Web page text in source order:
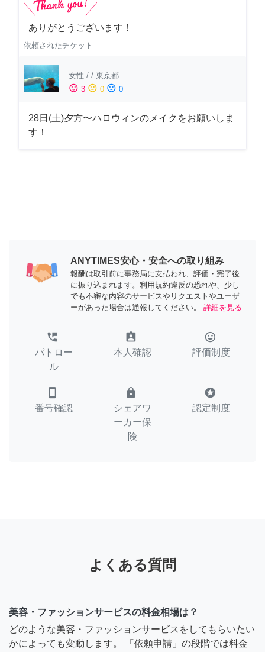
ありがとうございます！
依頼されたチケット
女性 / / 東京都
sentiment_satisfied 3 sentiment_neutral 0 sentiment_dissatisfied 0
28日(土)夕方〜ハロウィンのメイクをお願いしま
す！
ANYTIMES安心・安全への取り組み
報酬は取引前に事務局に支払われ、評価・完了後
に振り込まれます。利用規約違反の恐れや、少し
でも不審な内容のサービスやリクエストやユーザ
ーがあった場合は通報してください。
詳細を見る
perm_phone_msg
パトロー
ル
assignment_ind
本人確認
tag_faces
評価制度
smartphone
番号確認
lock
シェアワ
ーカー保
険
stars
認定制度
よくある質問
美容・ファッションサービスの料金相場は？
どのような美容・ファッションサービスをしてもらいたい
かによっても変動します。 「依頼申請」の段階では料金